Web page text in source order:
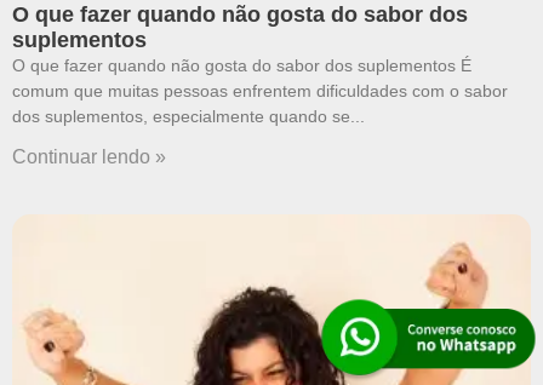
O que fazer quando não gosta do sabor dos
suplementos
O que fazer quando não gosta do sabor dos suplementos É
comum que muitas pessoas enfrentem dificuldades com o sabor
dos suplementos, especialmente quando se
Continuar lendo »